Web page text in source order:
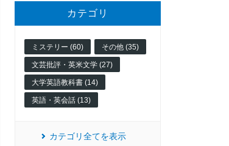
カテゴリ
ミステリー (60) その他 (35)
文芸批評・英米文学 (27)
大学英語教科書 (14)
英語・英会話 (13)
カテゴリ全てを表示